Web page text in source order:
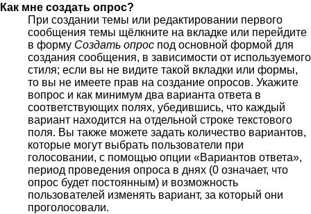
Как мне создать опрос?
При создании темы или редактировании первого
сообщения темы щёлкните на вкладке или перейдите
в форму Создать опрос под основной формой для
создания сообщения, в зависимости от используемого
стиля; если вы не видите такой вкладки или формы,
то вы не имеете прав на создание опросов. Укажите
вопрос и как минимум два варианта ответа в
соответствующих полях, убедившись, что каждый
вариант находится на отдельной строке текстового
поля. Вы также можете задать количество вариантов,
которые могут выбрать пользователи при
голосовании, с помощью опции «Вариантов ответа»,
период проведения опроса в днях (0 означает, что
опрос будет постоянным) и возможность
пользователей изменять вариант, за который они
проголосовали.